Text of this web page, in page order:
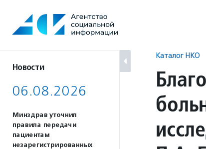
содержанию
Новости
06.08.2026
Минздрав уточнил
правила передачи
пациентам
незарегистрированных
Каталог НКО